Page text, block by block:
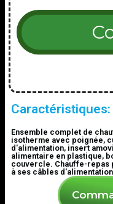
Caractéristiques:
Ensemble complet de
isotherme avec poignée,
d'alimentation, insert
alimentaire en plastique,
couvercle. Chauffe-repas
à ses câbles